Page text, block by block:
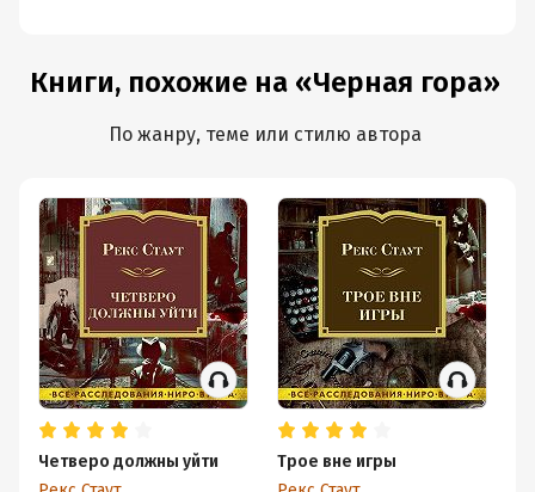
Книги, похожие на «Черная гора»
По жанру, теме или стилю автора
Четверо должны уйти
Трое вне игры